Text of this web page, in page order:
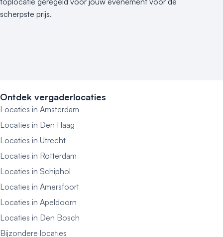
scherpste prijs.
Ontdek vergaderlocaties
Locaties in Amsterdam
Locaties in Den Haag
Locaties in Utrecht
Locaties in Rotterdam
Locaties in Schiphol
Locaties in Amersfoort
Locaties in Apeldoorn
Locaties in Den Bosch
Bijzondere locaties